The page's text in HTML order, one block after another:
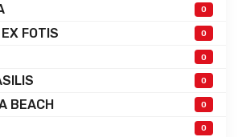
0
FOTIS 0
0
0
BEACH 0
0